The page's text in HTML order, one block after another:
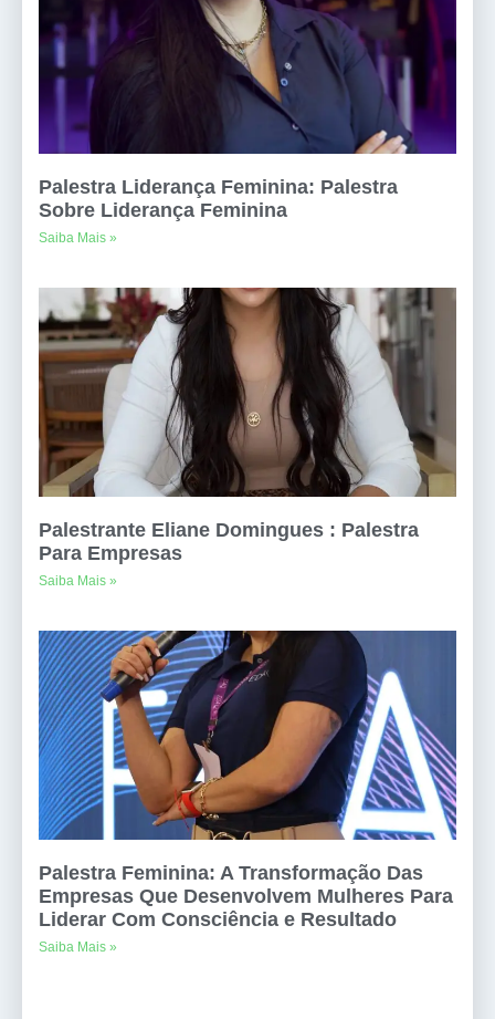
Palestra Liderança Feminina: Palestra
Sobre Liderança Feminina
Saiba Mais »
Palestrante Eliane Domingues : Palestra
Para Empresas
Saiba Mais »
Palestra Feminina: A Transformação Das
Empresas Que Desenvolvem Mulheres Para
Liderar Com Consciência e Resultado
Saiba Mais »